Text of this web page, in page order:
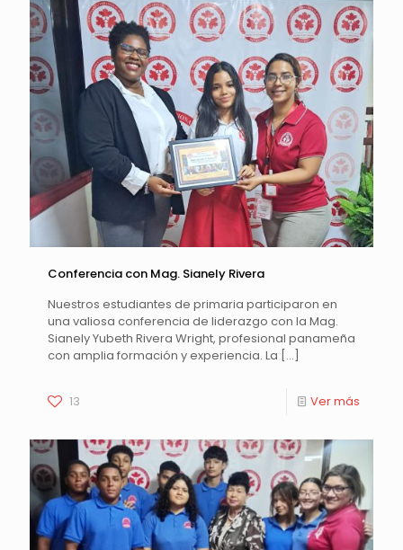
Conferencia con Mag. Sianely Rivera
Nuestros estudiantes de primaria participaron en
una valiosa conferencia de liderazgo con la Mag.
Sianely Yubeth Rivera Wright, profesional panameña
con amplia formación y experiencia. La […]
13 Ver más